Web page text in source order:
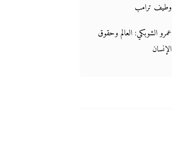
وطيف ترامب
عمرو الشوبكي: العالم وحقوق
الإنسان